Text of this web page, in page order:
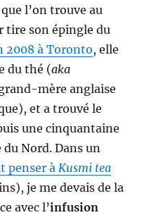
l’on trouve au
tire son épingle du
2008 à Toronto, elle
du thé (aka
mère anglaise
et a trouvé le
une cinquantaine
Nord. Dans un
penser àKusmi tea
je me devais de la
avec l’infusion